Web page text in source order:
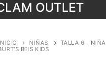
OUTLET
NIÑAS TALLA 6 - NIÑA
BEIS KIDS